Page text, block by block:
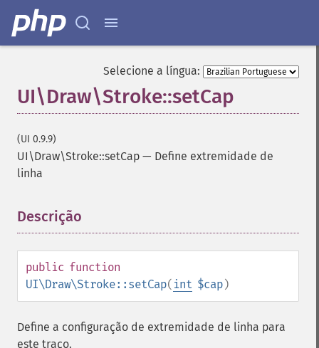
Selecione a língua:
UI\Draw\Stroke::setCap
(UI 0.9.9)
UI\Draw\Stroke::setCap — Define extremidade de
linha
Descrição
public function
UI\Draw\Stroke::setCap( int $cap)
Define a configuração de extremidade de linha para
este traço.